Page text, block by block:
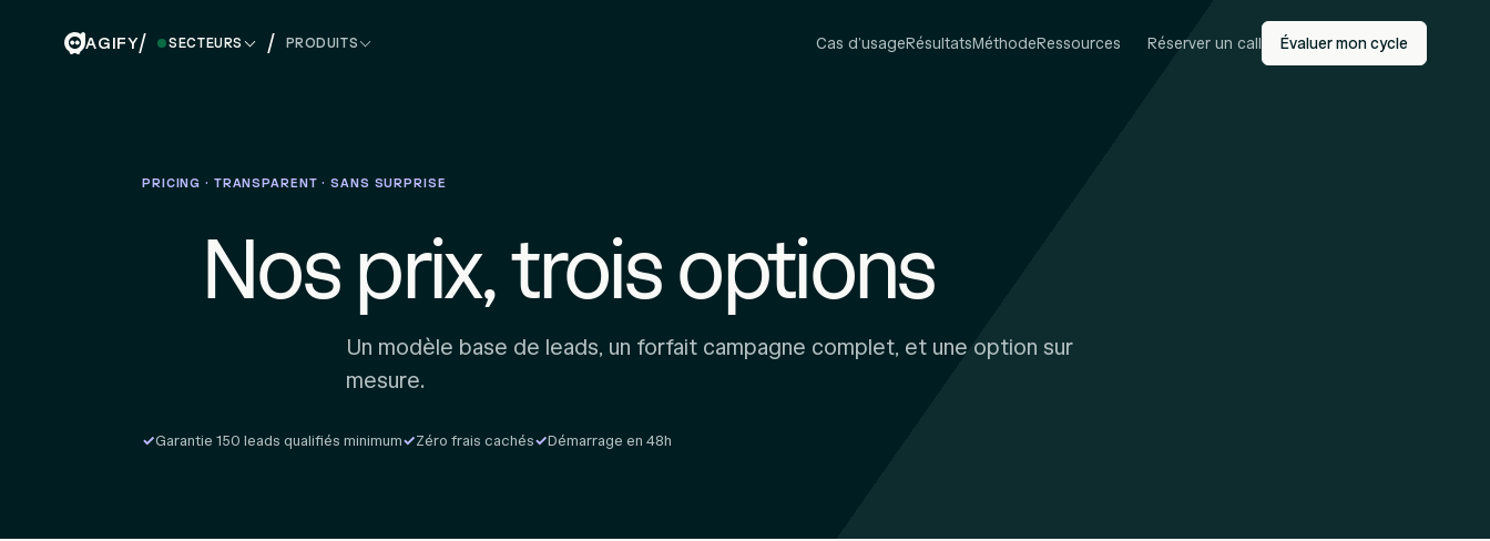
AGIFY/ SECTEURS / PRODUITS Cas d’usageRésultatsMéthodeRessources Réserver un call Évaluer mon cycle
PRICING · TRANSPARENT · SANS SURPRISE
Nos prix, trois options
Un modèle base de leads, un forfait campagne complet, et une option sur
mesure.
Garantie 150 leads qualifiés minimum Zéro frais cachés Démarrage en 48h